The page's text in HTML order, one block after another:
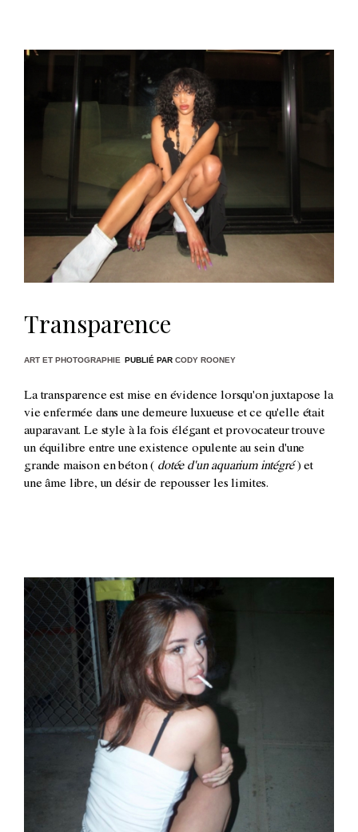
Transparence
ART ET PHOTOGRAPHIE PUBLIÉ PAR CODY ROONEY
La transparence est mise en évidence lorsqu'on juxtapose la
vie enfermée dans une demeure luxueuse et ce qu'elle était
auparavant. Le style à la fois élégant et provocateur trouve
un équilibre entre une existence opulente au sein d'une
grande maison en béton ( dotée d'un aquarium intégré) et
une âme libre, un désir de repousser les limites.